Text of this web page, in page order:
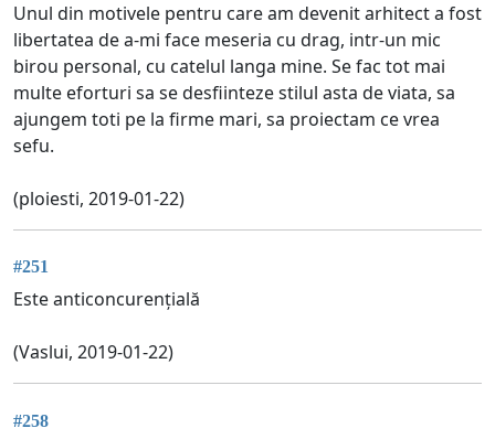
Unul din motivele pentru care am devenit arhitect a fost
libertatea de a-mi face meseria cu drag, intr-un mic
birou personal, cu catelul langa mine. Se fac tot mai
multe eforturi sa se desfiinteze stilul asta de viata, sa
ajungem toti pe la firme mari, sa proiectam ce vrea
sefu.
(ploiesti, 2019-01-22)
#251
Este anticoncurențială
(Vaslui, 2019-01-22)
#258